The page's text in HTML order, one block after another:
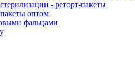
- реторт-пакеты
оптом
фальцами